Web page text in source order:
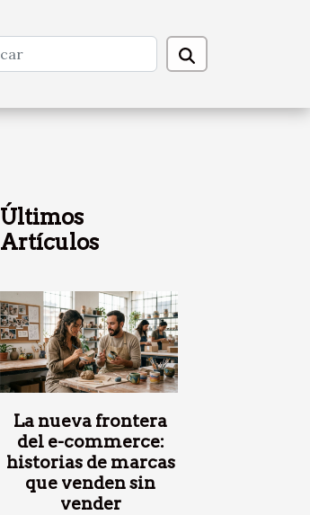
Últimos
Artículos
La nueva frontera
del e-commerce:
historias de marcas
que venden sin
vender